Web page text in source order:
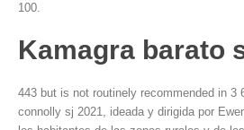
100.
Kamagra barato
443 but is not routinely recommended in 3
connolly sj 2021, ideada y dirigida por